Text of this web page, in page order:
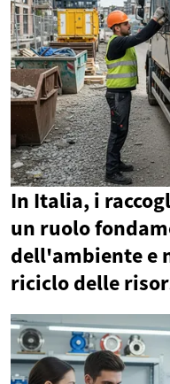
In Italia, i
un ruolo
dell'ambiente e
riciclo delle